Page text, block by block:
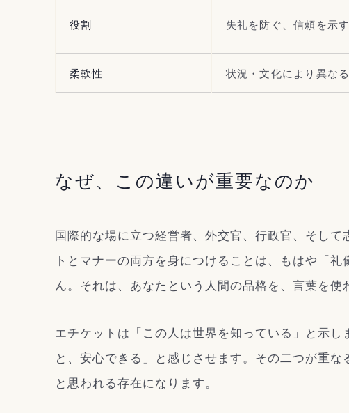
役割 失礼を防ぐ、信頼を示す
柔軟性 状況・文化により異なる
なぜ、この違いが重要なのか
国際的な場に立つ経営者、外交官、行政官、そして
トとマナーの両方を身につけることは、もはや「
ん。それは、あなたという人間の品格を、言葉を使
エチケットは「この人は世界を知っている」と示し
と、安心できる」と感じさせます。その二つが重な
と思われる存在になります。